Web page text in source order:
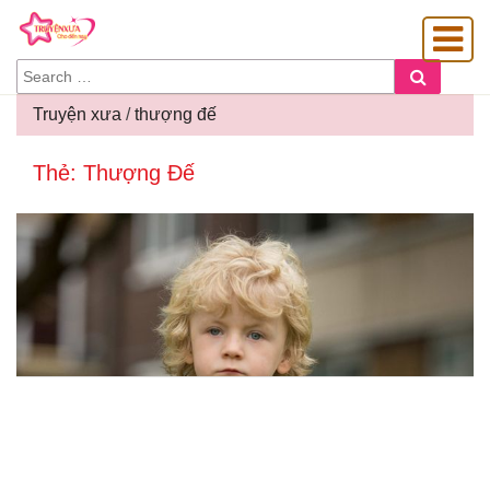
SEARCH
FOR:
GIA
Truyện xưa /thượng đế
Thẻ: Thượng Đế